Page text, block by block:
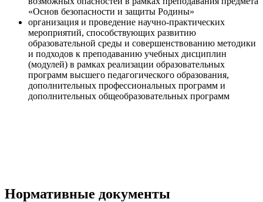
«Основ безопасности и защиты Родины»
организация и проведение научно-практических
мероприятий, способствующих развитию
образовательной среды и совершенствованию методики
и подходов к преподаванию учебных дисциплин
(модулей) в рамках реализации образовательных
программ высшего педагогического образования,
дополнительных профессиональных программ и
дополнительных общеобразовательных программ
Нормативные документы